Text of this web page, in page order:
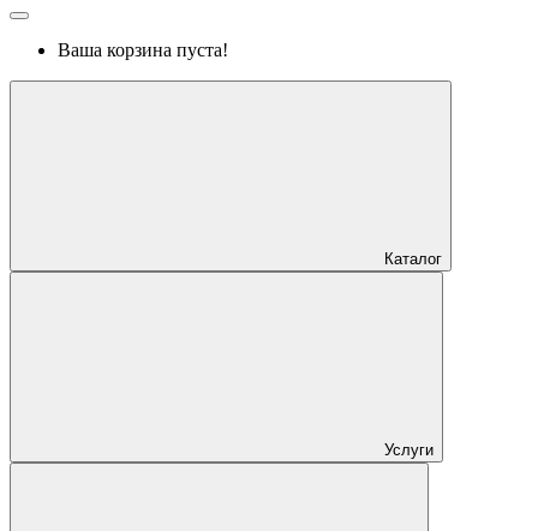
Ваша корзина пуста!
Каталог
Услуги